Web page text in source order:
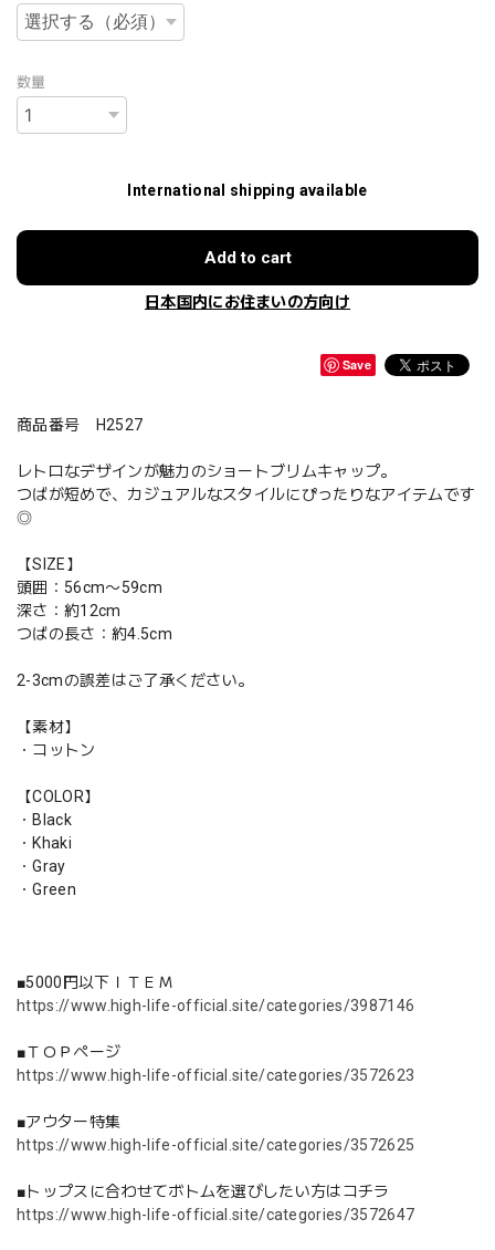
数量
International shipping available
Add to cart
日本国内にお住まいの方向け
Save
商品番号 H2527
レトロなデザインが魅力のショートブリムキャップ。
つばが短めで、カジュアルなスタイルにぴったりなアイテムです
◎
【SIZE】
頭囲：56cm〜59cm
深さ：約12cm
つばの長さ：約4.5cm
2-3cmの誤差はご了承ください。
【素材】
・コットン
【COLOR】
・Black
・Khaki
・Gray
・Green
■5000円以下ＩＴＥＭ
https://www.high-life-official.site/categories/3987146
■ＴＯＰページ
https://www.high-life-official.site/categories/3572623
■アウター特集
https://www.high-life-official.site/categories/3572625
■トップスに合わせてボトムを選びしたい方はコチラ
https://www.high-life-official.site/categories/3572647